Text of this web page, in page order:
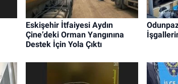
Eskişehir İtfaiyesi Aydın
Çine’deki Orman Yangınına
Destek İçin Yola Çıktı